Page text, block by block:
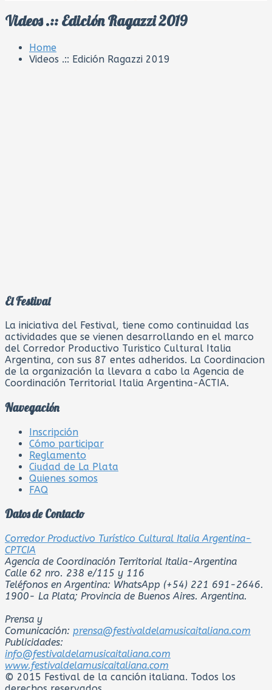
Videos .:: Edición Ragazzi 2019
Home
Videos .:: Edición Ragazzi 2019
El Festival
La iniciativa del Festival, tiene como continuidad las
actividades que se vienen desarrollando en el marco
del Corredor Productivo Turistico Cultural Italia
Argentina, con sus 87 entes adheridos. La Coordinacion
de la organización la llevara a cabo la Agencia de
Coordinación Territorial Italia Argentina-ACTIA.
Navegación
Inscripción
Cómo participar
Reglamento
Ciudad de La Plata
Quienes somos
FAQ
Datos de Contacto
Corredor Productivo Turístico Cultural Italia Argentina-
CPTCIA
Agencia de Coordinación Territorial Italia-Argentina
Calle 62 nro. 238 e/115 y 116
Teléfonos en Argentina: WhatsApp (+54) 221 691-2646.
1900- La Plata; Provincia de Buenos Aires. Argentina.
Prensa y
Comunicación: prensa@festivaldelamusicaitaliana.com
Publicidades:
info@festivaldelamusicaitaliana.com
www.festivaldelamusicaitaliana.com
© 2015 Festival de la canción italiana. Todos los